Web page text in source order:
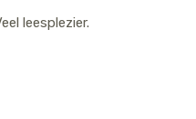
leesplezier.